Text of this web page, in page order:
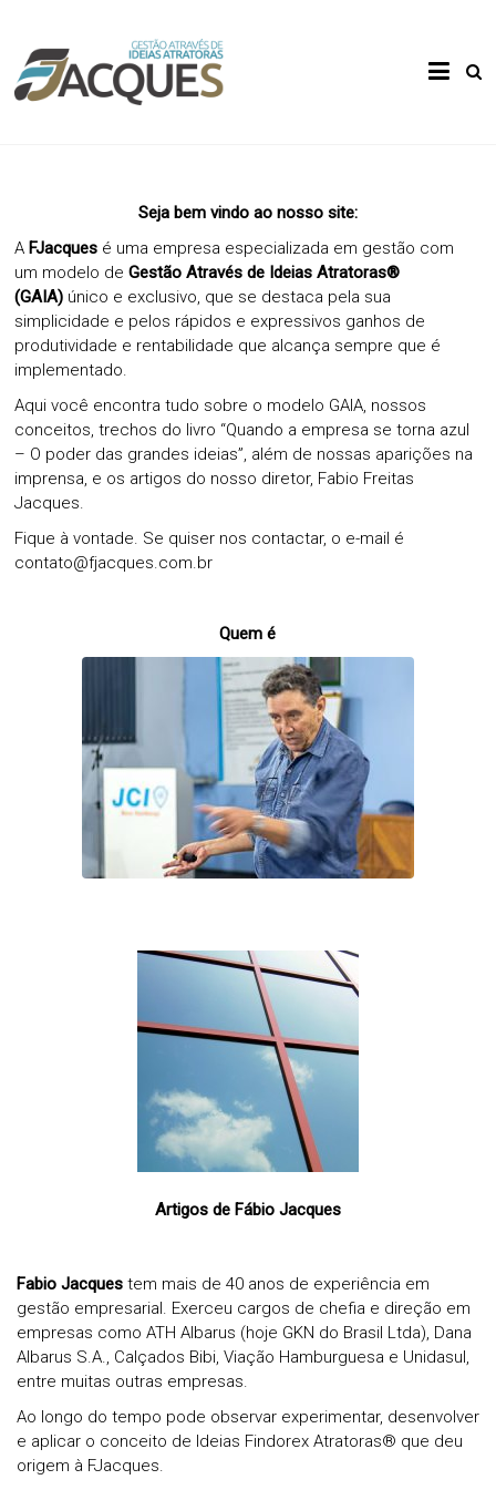
content
FJacques
Através
de Ideias
Atratoras
Seja bem vindo ao nosso site:
AFJacques é uma empresa especializada em gestão com
um modelo deGestão Através de Ideias Atratoras®
(GAIA) único e exclusivo, que se destaca pela sua
simplicidade e pelos rápidos e expressivos ganhos de
produtividade e rentabilidade que alcança sempre que é
implementado.
Aqui você encontra tudo sobre o modelo GAIA, nossos
conceitos, trechos do livro “Quando a empresa se torna azul
– O poder das grandes ideias”, além de nossas aparições na
imprensa, e os artigos do nosso diretor, Fabio Freitas
Jacques.
Fique à vontade. Se quiser nos contactar, o e-mail é
contato@fjacques.com.br
Quem é
Artigos de Fábio Jacques
Fabio Jacques tem mais de 40 anos de experiência em
gestão empresarial. Exerceu cargos de chefia e direção em
empresas como ATH Albarus (hoje GKN do Brasil Ltda), Dana
Albarus S.A., Calçados Bibi, Viação Hamburguesa e Unidasul,
entre muitas outras empresas.
Ao longo do tempo pode observar experimentar, desenvolver
e aplicar o conceito de Ideias Findorex Atratoras® que deu
origem à FJacques.